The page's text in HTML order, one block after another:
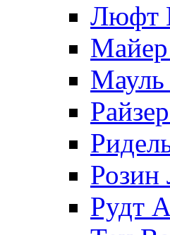
Люфт
Мауль
Розин
Рудт